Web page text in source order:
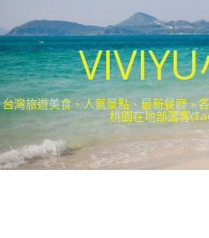
台灣旅遊美食、人氣景點、最新餐廳、
桃園在地部落客